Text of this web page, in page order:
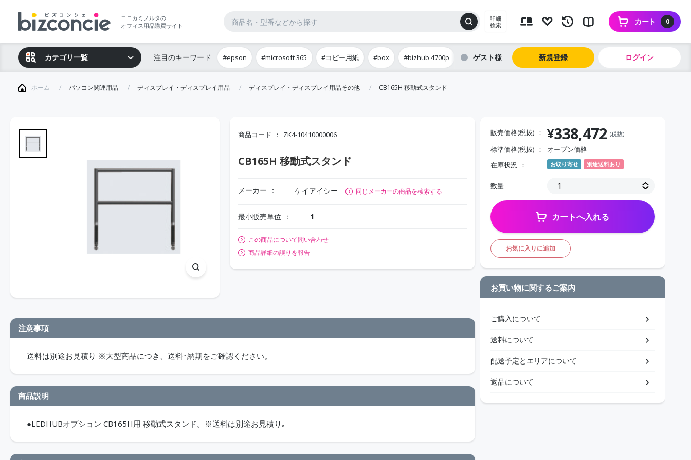
コニカミノルタの
オフィス用品購買サイト
詳細
検索
0
カート
カテゴリ一覧 注目のキーワード #epson #microsoft 365 #コピー用紙 #box #bizhub 4700p ゲスト 新規登録 ログイン
ホーム パソコン関連用品 ディスプレイ・ディスプレイ用品 ディスプレイ・ディスプレイ用品その他 CB165H 移動式スタンド
商品コード ZK4-10410000006
CB165H 移動式スタンド
メーカー ケイアイシー 同じメーカーの商品を検索する
最小販売単位 1
この商品について問い合わせ
商品詳細の誤りを報告
注意事項
送料は別途お見積り ※大型商品につき、送料･納期をご確認ください。
商品説明
●LEDHUBオプション CB165H用 移動式スタンド。※送料は別途お見積り｡
販売価格(税抜) ¥338,472 (税抜)
標準価格(税抜)
オープン価格
在庫状況
お取り寄せ 別途送料あり
数量
カートへ入れる
お気に入りに追加
お買い物に関するご案内
ご購入について
送料について
配送予定とエリアについて
返品について